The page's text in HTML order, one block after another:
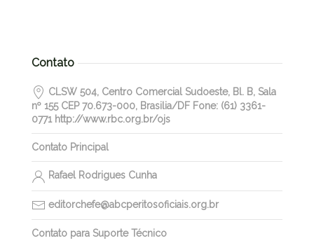
Contato
CLSW 504, Centro Comercial Sudoeste, Bl. B, Sala
nº 155 CEP 70.673-000, Brasilia/DF Fone: (61) 3361-
0771 http://www.rbc.org.br/ojs
Contato Principal
Rafael Rodrigues Cunha
editorchefe@abcperitosoficiais.org.br
Contato para Suporte Técnico